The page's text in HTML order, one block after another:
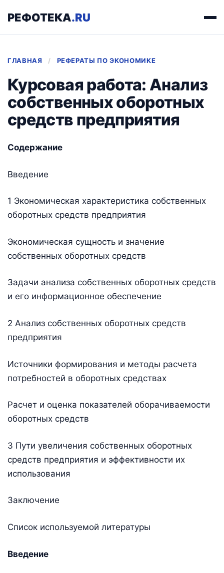
РЕФОТЕКА.RU
ГЛАВНАЯ / РЕФЕРАТЫ ПО ЭКОНОМИКЕ
Курсовая работа: Анализ
собственных оборотных
средств предприятия
Содержание
Введение
1 Экономическая характеристика собственных
оборотных средств предприятия
Экономическая сущность и значение
собственных оборотных средств
Задачи анализа собственных оборотных средств
и его информационное обеспечение
2 Анализ собственных оборотных средств
предприятия
Источники формирования и методы расчета
потребностей в оборотных средствах
Расчет и оценка показателей оборачиваемости
оборотных средств
3 Пути увеличения собственных оборотных
средств предприятия и эффективности их
использования
Заключение
Список используемой литературы
Введение